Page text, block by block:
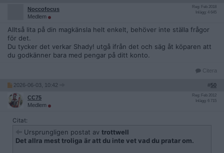
Noccofocus
Medlem
Reg: Feb 2018
Inlägg: 4 645
Alltså lita på din magkänsla helt enkelt, behöver inte ställa frågor
för det.
Du tycker det verkar Shady! utgå ifrån det och säg åt köparen att
du godkänner bara med pengar på ditt konto.
Citera
2026-06-03, 10:42 #50
CC75
Medlem
Reg: Feb 2012
Inlägg: 6 715
Citat:
Ursprungligen postat av trottwell
Det allra mest troliga är att du inte vet vad du pratar om.